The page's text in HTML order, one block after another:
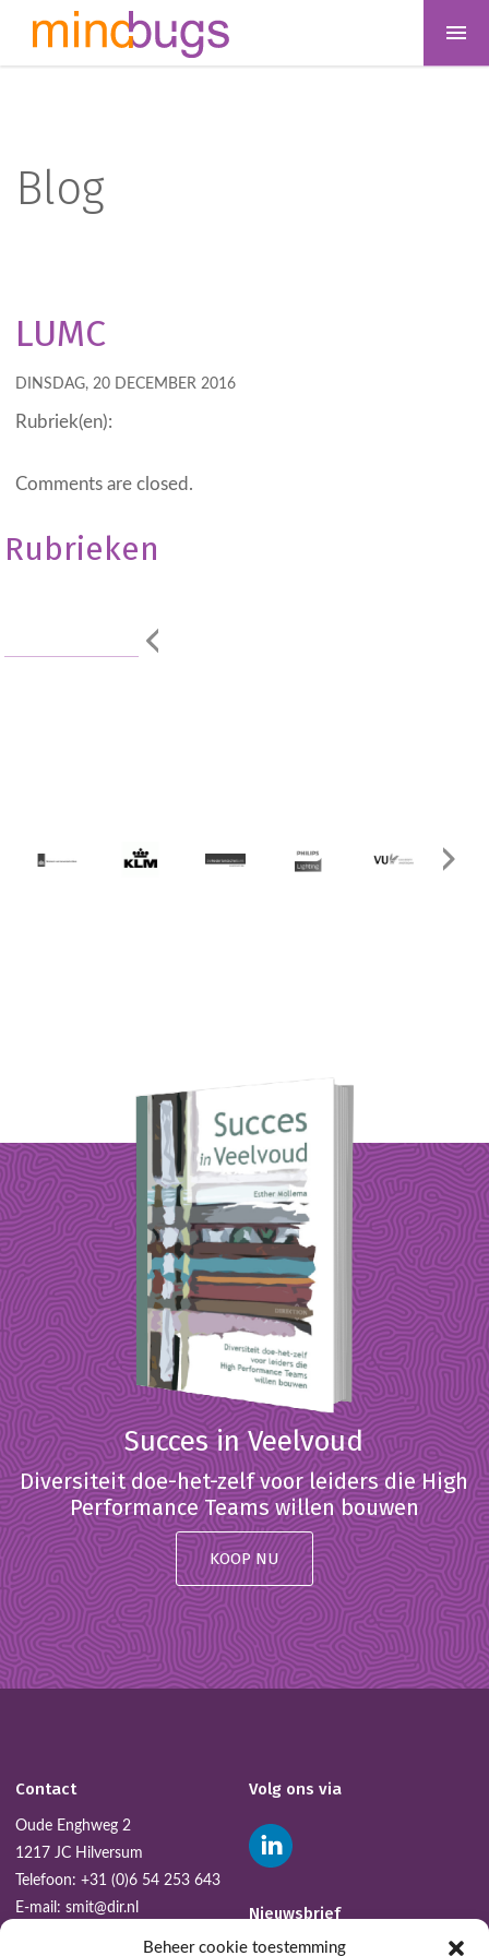
Beheer cookie toestemming
Blog
LUMC
DINSDAG, 20 DECEMBER 2016
Rubriek(en):
Comments are closed.
Rubrieken
Succes in Veelvoud
Diversiteit doe-het-zelf voor leiders die High
Performance Teams willen bouwen
KOOP NU
Contact
Oude Enghweg 2
1217 JC Hilversum
Telefoon: +31 (0)6 54 253 643
E-mail: smit@dir.nl
Volg ons via
Nieuwsbrief